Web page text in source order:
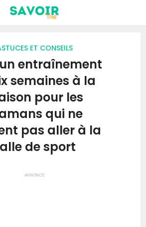
ET CONSEILS
entraînement
semaines à la
pour les
qui ne
pas aller à la
de sport
ANNONCE